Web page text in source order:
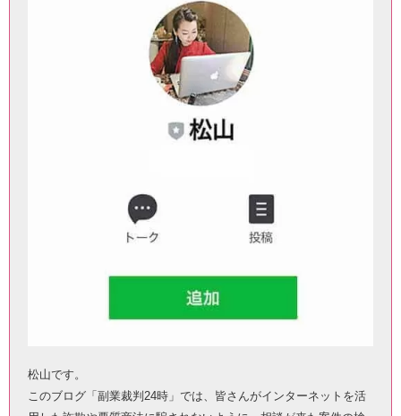
松山です。
このブログ「副業裁判24時」では、皆さんがインターネットを活